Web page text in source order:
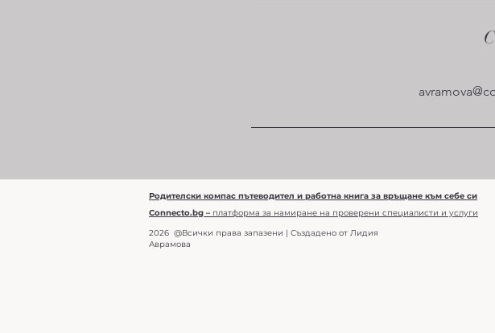
Родителски компас пътеводител и работна книга за връщане към себе си
Connecto.bg – платформа за намиране на проверени специалисти и услуги
2026 @Всички права запазени | Създадено от Лидия
Аврамова